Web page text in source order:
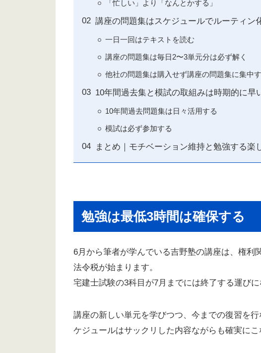
「忙しい」より「なんとかする」
講座の問題集はスケジュールでルーティン
一日一回はテキストを読む
講座の問題集は毎日2〜3単元分は必ず解く
他社の問題集は購入せず講座の問題集に集中
10年間過去集と模試の取組みは時期的に早
10年間過去問題集は日々活用する
模試は必ず参加する
まとめ｜モチベーション維持と勉強する楽
勉強は最低3時間は確保する
6月から筆者が学んでいる吉野塾の講座は、権利
法令税が始まります。
宅建士試験の3科目が7月までには終了する運びに
講座の新しい単元を学びつつ、今までの復習を
ケジュールはサックリした内容ながらも確実にこ